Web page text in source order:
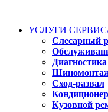
УСЛУГИ
Слесарный
Диагностика
Сход-развал
Кузовной